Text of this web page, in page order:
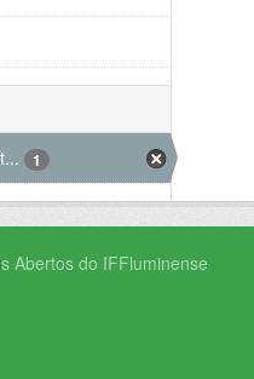
1
Abertos do IFFluminense